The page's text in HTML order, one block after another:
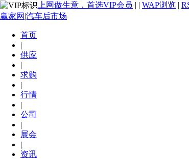
上网做生意，首选VIP会员 | | WAP浏览 |
赢家网|汽车后市场
首页
|
供应
|
求购
|
行情
|
公司
|
展会
|
资讯